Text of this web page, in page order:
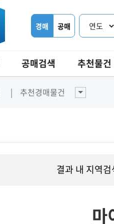
경매 공매
공매검색 추천물건
추천경매물건
결과 내 지역검
마